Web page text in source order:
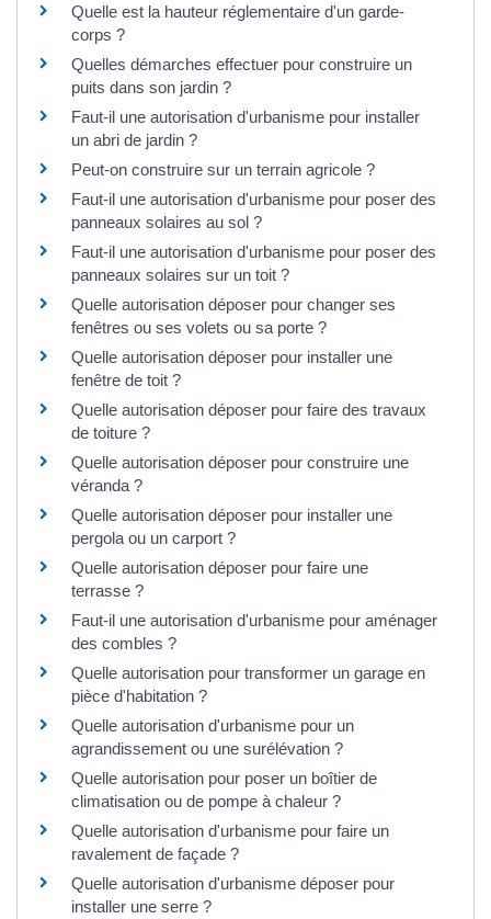
Quelle est la hauteur réglementaire d'un garde-
corps ?
Quelles démarches effectuer pour construire un
puits dans son jardin ?
Faut-il une autorisation d'urbanisme pour installer
un abri de jardin ?
Peut-on construire sur un terrain agricole ?
Faut-il une autorisation d'urbanisme pour poser des
panneaux solaires au sol ?
Faut-il une autorisation d'urbanisme pour poser des
panneaux solaires sur un toit ?
Quelle autorisation déposer pour changer ses
fenêtres ou ses volets ou sa porte ?
Quelle autorisation déposer pour installer une
fenêtre de toit ?
Quelle autorisation déposer pour faire des travaux
de toiture ?
Quelle autorisation déposer pour construire une
véranda ?
Quelle autorisation déposer pour installer une
pergola ou un carport ?
Quelle autorisation déposer pour faire une
terrasse ?
Faut-il une autorisation d'urbanisme pour aménager
des combles ?
Quelle autorisation pour transformer un garage en
pièce d'habitation ?
Quelle autorisation d'urbanisme pour un
agrandissement ou une surélévation ?
Quelle autorisation pour poser un boîtier de
climatisation ou de pompe à chaleur ?
Quelle autorisation d'urbanisme pour faire un
ravalement de façade ?
Quelle autorisation d'urbanisme déposer pour
installer une serre ?